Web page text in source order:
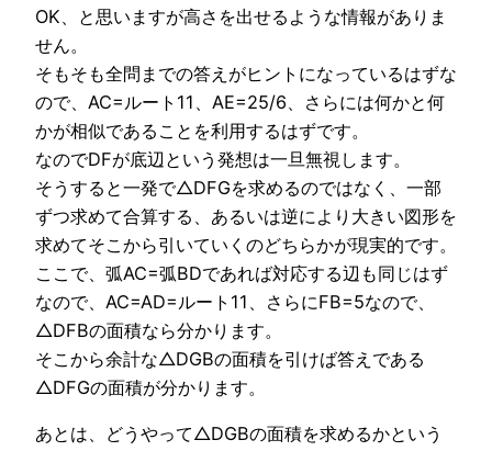
OK、と思いますが高さを出せるような情報がありま
せん。
そもそも全問までの答えがヒントになっているはずな
ので、AC=ルート11、AE=25/6、さらには何かと何
かが相似であることを利用するはずです。
なのでDFが底辺という発想は一旦無視します。
そうすると一発で△DFGを求めるのではなく、一部
ずつ求めて合算する、あるいは逆により大きい図形を
求めてそこから引いていくのどちらかが現実的です。
ここで、弧AC=弧BDであれば対応する辺も同じはず
なので、AC=AD=ルート11、さらにFB=5なので、
△DFBの面積なら分かります。
そこから余計な△DGBの面積を引けば答えである
△DFGの面積が分かります。
あとは、どうやって△DGBの面積を求めるかという